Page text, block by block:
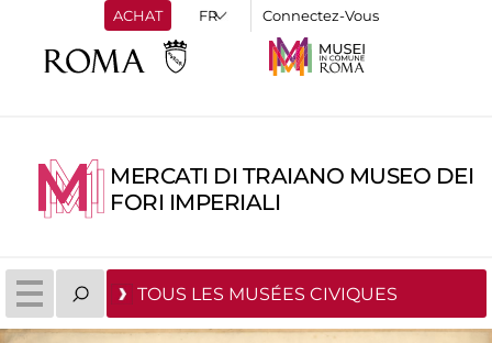
ACHAT Connectez-Vous
MERCATI DI TRAIANO MUSEO DEI
FORI IMPERIALI
TOUS LES MUSÉES CIVIQUES